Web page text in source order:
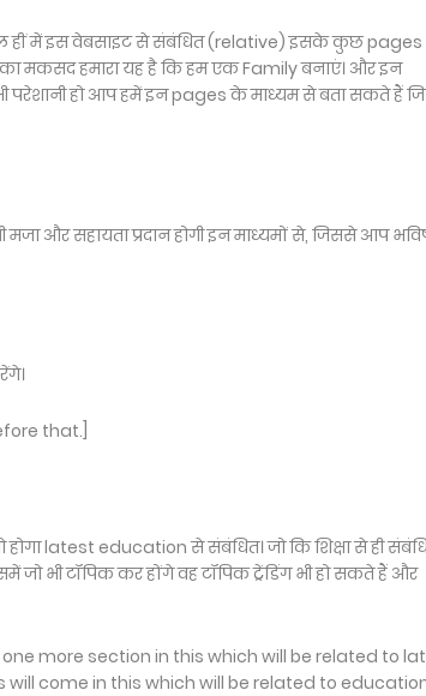
हीं में इस वेबसाइट से संबंधित (relative) इसके कुछ pages
मकसद हमारा यह है कि हम एक Family बनाएं। और इन
परेशानी हो आप हमें इन pages के माध्यम से बता सकते हैं
और सहायता प्रदान होगी इन माध्यमों से, जिससे आप
that.]
latest education से संबंधित। जो कि शिक्षा से ही
जो भी टॉपिक कर होंगे वह टॉपिक ट्रेंडिंग भी हो सकते हैं और
more section in this which will be related to
come in this which will be related to